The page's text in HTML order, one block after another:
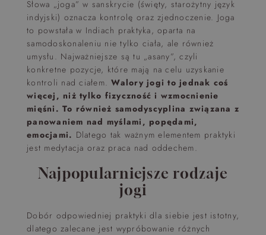
Słowa „joga” w sanskrycie (święty, starożytny język
indyjski) oznacza kontrolę oraz zjednoczenie. Joga
to powstała w Indiach praktyka, oparta na
samodoskonaleniu nie tylko ciała, ale również
umysłu. Najważniejsze są tu „asany”, czyli
konkretne pozycje, które mają na celu uzyskanie
kontroli nad ciałem.Walory jogi to jednak coś
więcej, niż tylko fizyczność i wzmocnienie
mięśni. To również samodyscyplina związana z
panowaniem nad myślami, popędami,
emocjami. Dlatego tak ważnym elementem praktyki
jest medytacja oraz praca nad oddechem.
Najpopularniejsze rodzaje
jogi
Dobór odpowiedniej praktyki dla siebie jest istotny,
dlatego zalecane jest wypróbowanie różnych